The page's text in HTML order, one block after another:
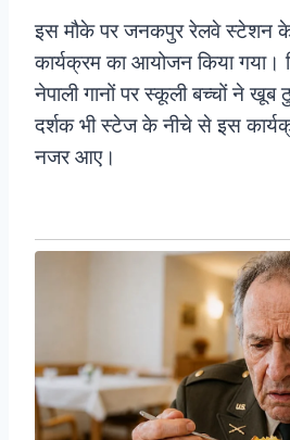
इस मौके पर जनकपुर रेलवे स्टेशन के
कार्यक्रम का आयोजन किया गया।
नेपाली गानों पर स्कूली बच्चों ने
दर्शक भी स्टेज के नीचे से इस
नजर आए।